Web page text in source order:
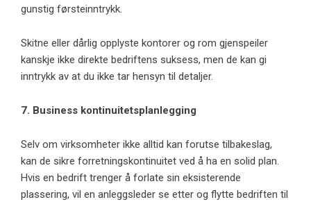
gunstig førsteinntrykk.
Skitne eller dårlig opplyste kontorer og rom gjenspeiler
kanskje ikke direkte bedriftens suksess, men de kan gi
inntrykk av at du ikke tar hensyn til detaljer.
7. Business kontinuitetsplanlegging
Selv om virksomheter ikke alltid kan forutse tilbakeslag,
kan de sikre forretningskontinuitet ved å ha en solid plan.
Hvis en bedrift trenger å forlate sin eksisterende
plassering, vil en anleggsleder se etter og flytte bedriften til